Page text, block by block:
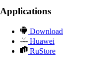
Applications
Download
Huawei
RuStore